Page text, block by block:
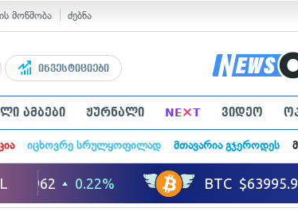
მოწმობა ძებნა
ინვესტიციები
ამბები ჟურნალი NE×T ვიდეო
იცხოვრე სრულყოფილად მთავარია გჯეროდეს